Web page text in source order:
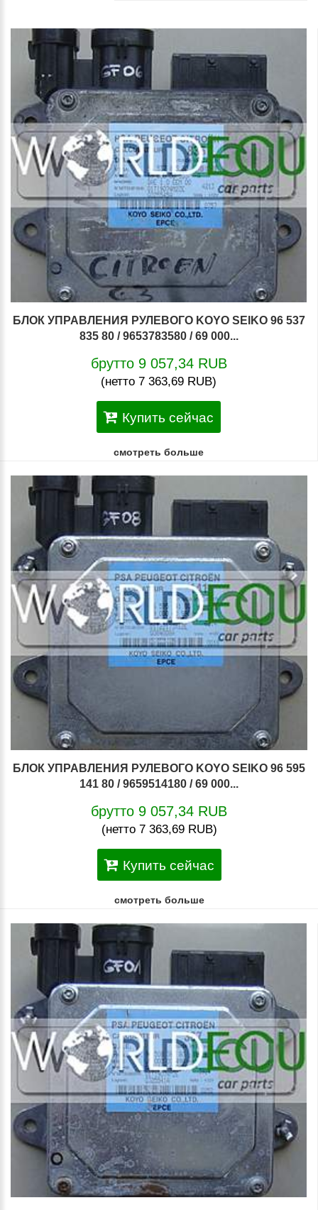
БЛОК УПРАВЛЕНИЯ РУЛЕВОГО KOYO SEIKO 96 537
835 80 / 9653783580 / 69 000...
брутто 9 057,34 RUB
(нетто 7 363,69 RUB)
Купить сейчас
смотреть больше
БЛОК УПРАВЛЕНИЯ РУЛЕВОГО KOYO SEIKO 96 595
141 80 / 9659514180 / 69 000...
брутто 9 057,34 RUB
(нетто 7 363,69 RUB)
Купить сейчас
смотреть больше